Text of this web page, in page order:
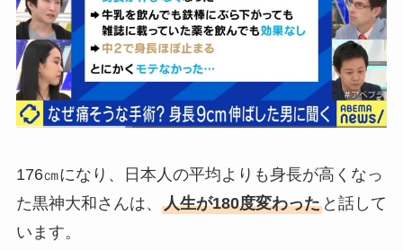
176㎝になり、日本人の平均よりも身長が高くなっ
た黒神大和さんは、 人生が180度変わったと話して
います。